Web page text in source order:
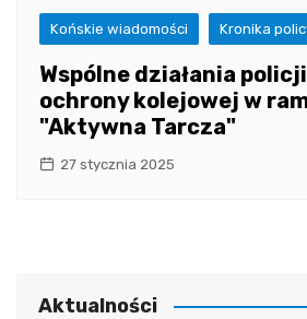
Końskie wiadomości Kronika
Wspólne działania
ochrony kolejowej w
"Aktywna Tarcza"
27 stycznia 2025
Aktualności